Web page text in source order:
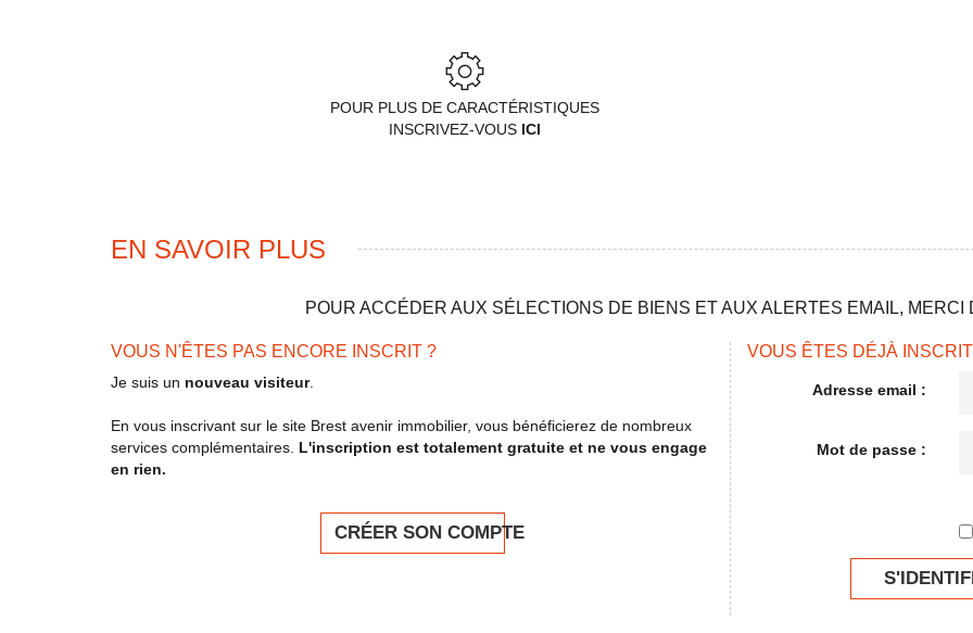
POUR PLUS DE CARACTÉRISTIQUES
INSCRIVEZ-VOUS ICI
EN SAVOIR PLUS
POUR ACCÉDER AUX SÉLECTIONS DE BIENS ET AUX ALERTES EMAIL, MERCI
VOUS N'ÊTES PAS ENCORE INSCRIT ?
Je suis un nouveau visiteur.
En vous inscrivant sur le site Brest avenir immobilier, vous bénéficierez de nombreux
services complémentaires. L'inscription est totalement gratuite et ne vous engage
en rien.
CRÉER SON COMPTE
VOUS ÊTES DÉJÀ
Adresse email :
Mot de passe :